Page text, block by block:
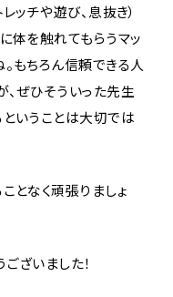
ッチや遊び、息抜き）
体を触れてもらうマッ
もちろん信頼できる人
ぜひそういった先生
いうことは大切では
となく頑張りましょ
ざいました！